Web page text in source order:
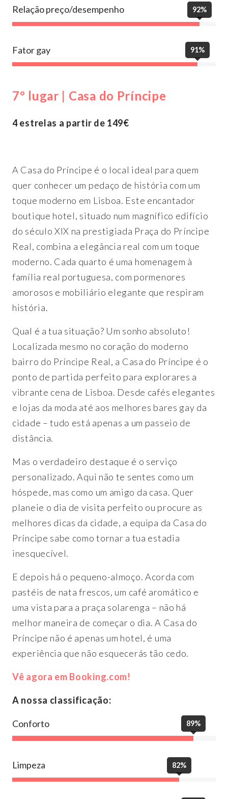
Relação preço/desempenho 92%
Fator gay 91%
7º lugar | Casa do Príncipe
4 estrelas a partir de 149€
A Casa do Príncipe é o local ideal para quem
quer conhecer um pedaço de história com um
toque moderno em Lisboa. Este encantador
boutique hotel, situado num magnífico edifício
do século XIX na prestigiada Praça do Príncipe
Real, combina a elegância real com um toque
moderno. Cada quarto é uma homenagem à
família real portuguesa, com pormenores
amorosos e mobiliário elegante que respiram
história.
Qual é a tua situação? Um sonho absoluto!
Localizada mesmo no coração do moderno
bairro do Príncipe Real, a Casa do Príncipe é o
ponto de partida perfeito para explorares a
vibrante cena de Lisboa. Desde cafés elegantes
e lojas da moda até aos melhores bares gay da
cidade – tudo está apenas a um passeio de
distância.
Mas o verdadeiro destaque é o serviço
personalizado. Aqui não te sentes como um
hóspede, mas como um amigo da casa. Quer
planeie o dia de visita perfeito ou procure as
melhores dicas da cidade, a equipa da Casa do
Príncipe sabe como tornar a tua estadia
inesquecível.
E depois há o pequeno-almoço. Acorda com
pastéis de nata frescos, um café aromático e
uma vista para a praça solarenga – não há
melhor maneira de começar o dia. A Casa do
Príncipe não é apenas um hotel, é uma
experiência que não esquecerás tão cedo.
Vê agora em Booking.com!
A nossa classificação:
Conforto 89%
Limpeza 82%